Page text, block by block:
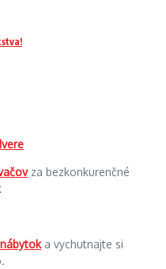
za bezkonkurenčné
a vychutnajte si